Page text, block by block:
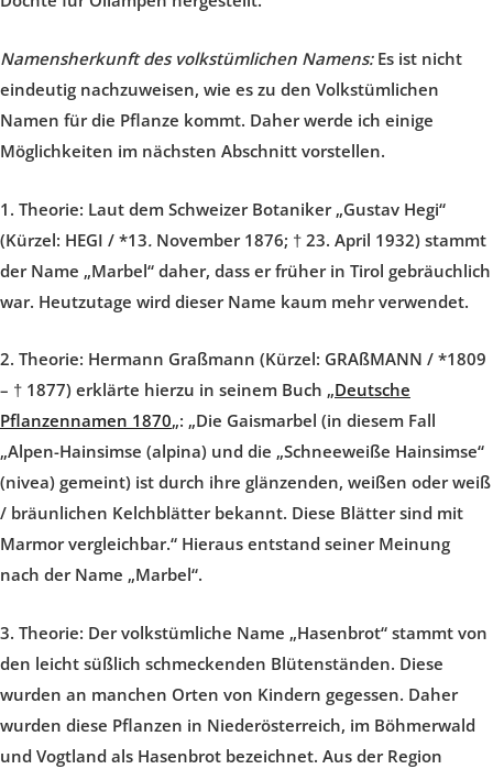
Namensherkunft des volkstümlichen Namens:Es ist nicht
eindeutig nachzuweisen, wie es zu den Volkstümlichen
Namen für die Pflanze kommt. Daher werde ich einige
Möglichkeiten im nächsten Abschnitt vorstellen.
1. Theorie: Laut dem Schweizer Botaniker „Gustav Hegi“
(Kürzel: HEGI / *13. November 1876; † 23. April 1932) stammt
der Name „Marbel“ daher, dass er früher in Tirol gebräuchlich
war. Heutzutage wird dieser Name kaum mehr verwendet.
2. Theorie: Hermann Graßmann (Kürzel: GRAßMANN / *1809
– † 1877) erklärte hierzu in seinem Buch „Deutsche
Pflanzennamen 1870„: „Die Gaismarbel (in diesem Fall
„Alpen-Hainsimse (alpina) und die „Schneeweiße Hainsimse“
(nivea) gemeint) ist durch ihre glänzenden, weißen oder weiß
/ bräunlichen Kelchblätter bekannt. Diese Blätter sind mit
Marmor vergleichbar.“ Hieraus entstand seiner Meinung
nach der Name „Marbel“.
3. Theorie: Der volkstümliche Name „Hasenbrot“ stammt von
den leicht süßlich schmeckenden Blütenständen. Diese
wurden an manchen Orten von Kindern gegessen. Daher
wurden diese Pflanzen in Niederösterreich, im Böhmerwald
und Vogtland als Hasenbrot bezeichnet. Aus der Region